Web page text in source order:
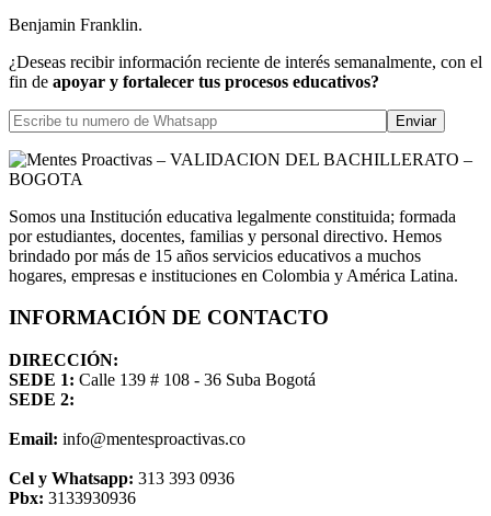
Benjamin Franklin.
¿Deseas recibir información reciente de interés semanalmente, con el
fin de apoyar y fortalecer tus procesos educativos?
Somos una Institución educativa legalmente constituida; formada
por estudiantes, docentes, familias y personal directivo. Hemos
brindado por más de 15 años servicios educativos a muchos
hogares, empresas e instituciones en Colombia y América Latina.
INFORMACIÓN DE CONTACTO
DIRECCIÓN:
SEDE 1: Calle 139 # 108 - 36 Suba Bogotá
SEDE 2:
Email: info@mentesproactivas.co
Cel y Whatsapp: 313 393 0936
Pbx: 3133930936